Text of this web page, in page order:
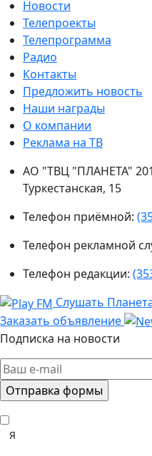
Новости
Телепроекты
Телепрограмма
Радио
Контакты
Предложить новость
Наши награды
О компании
Реклама на ТВ
АО "ТВЦ "ПЛАНЕТА"
Туркестанская, 15
Телефон приёмной:
Телефон рекламной
Телефон редакции:
Слушать
Заказать объявление
Подписка на новости
Я